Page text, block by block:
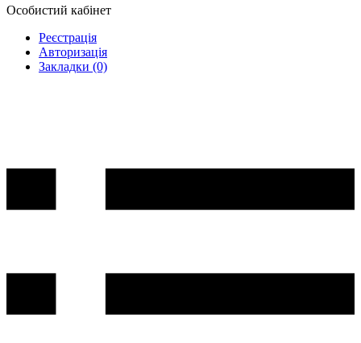
Особистий кабінет
Реєстрація
Авторизація
Закладки (0)